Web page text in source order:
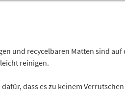
und recycelbaren Matten sind
reinigen.
dass es zu keinem